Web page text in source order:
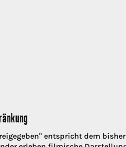
entspricht dem